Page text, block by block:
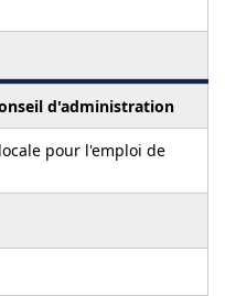
d'administration
pour l'emploi de